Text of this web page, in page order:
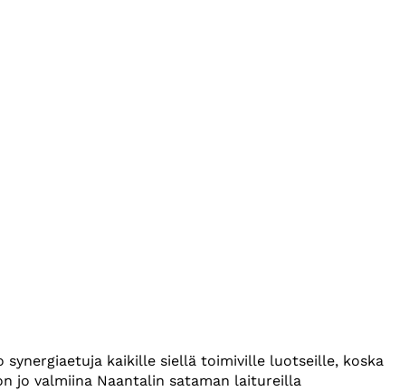
kaikille siellä toimiville luotseille, koska
jo valmiina Naantalin sataman laitureilla